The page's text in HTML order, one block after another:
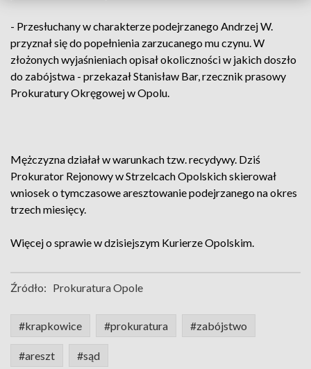
- Przesłuchany w charakterze podejrzanego Andrzej W.
przyznał się do popełnienia zarzucanego mu czynu. W
złożonych wyjaśnieniach opisał okoliczności w jakich doszło
do zabójstwa - przekazał Stanisław Bar, rzecznik prasowy
Prokuratury Okręgowej w Opolu.
Mężczyzna działał w warunkach tzw. recydywy. Dziś
Prokurator Rejonowy w Strzelcach Opolskich skierował
wniosek o tymczasowe aresztowanie podejrzanego na okres
trzech miesięcy.
Więcej o sprawie w dzisiejszym Kurierze Opolskim.
Źródło: Prokuratura Opole
#krapkowice #prokuratura #zabójstwo
#areszt #sąd